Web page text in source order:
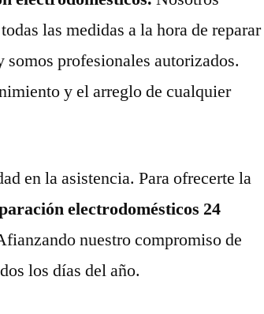
las medidas a la hora de reparar
somos profesionales autorizados.
y el arreglo de cualquier
en la asistencia. Para ofrecerte la
electrodomésticos 24
nuestro compromiso de
los días del año.